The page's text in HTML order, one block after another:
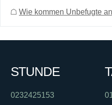
☖ Wie kommen Unbefugte
STUNDE
0232425153